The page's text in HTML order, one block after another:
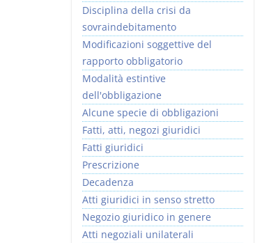
Disciplina della crisi da
sovraindebitamento
Modificazioni soggettive del
rapporto obbligatorio
Modalità estintive
dell'obbligazione
Alcune specie di obbligazioni
Fatti, atti, negozi giuridici
Fatti giuridici
Prescrizione
Decadenza
Atti giuridici in senso stretto
Negozio giuridico in genere
Atti negoziali unilaterali